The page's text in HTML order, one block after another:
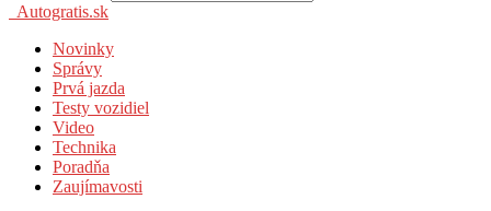
Autogratis.sk
Novinky
Správy
Prvá jazda
Testy vozidiel
Video
Technika
Poradňa
Zaujímavosti